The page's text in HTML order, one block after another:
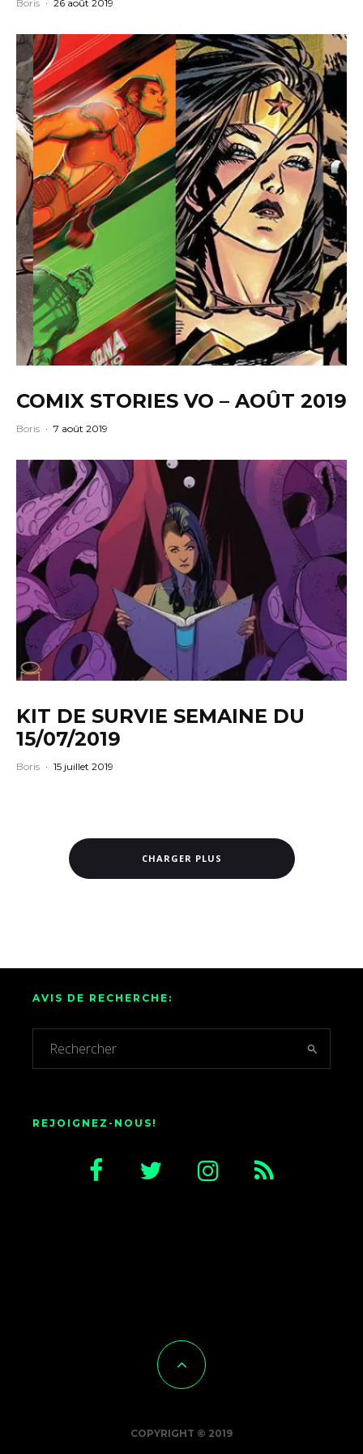
Boris · 26 août 2019
COMIX STORIES VO – AOÛT 2019
Boris · 7 août 2019
KIT DE SURVIE SEMAINE DU
15/07/2019
Boris · 15 juillet 2019
CHARGER PLUS
AVIS DE RECHERCHE:
REJOIGNEZ-NOUS!
COPYRIGHT © 2019